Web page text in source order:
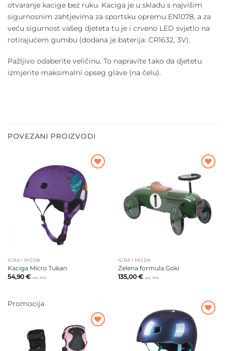
otvaranje kacige bez ruku. Kaciga je u skladu s najvišim
sigurnosnim zahtjevima za sportsku opremu EN1078, a za
veću sigurnost vašeg djeteta tu je i crveno LED svjetlo na
rotirajućem gumbu (dodana je baterija: CR1632, 3V).
Pažljivo odaberite veličinu. To napravite tako da djetetu
izmjerite maksimalni opseg glave (na čelu).
POVEZANI PROIZVODI
Dodajte
na listu
želja
IGRA I MODA
Kaciga Micro Tukan
54,90 € uklj. PDV
Dodajte
na listu
IGRA I MODA
Zelena formula Goki
135,00 € uklj. PDV
Promocija
Dodajte
na listu
želja
Dodajte
na listu